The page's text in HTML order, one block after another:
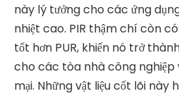
này lý tưởng cho các ứng
nhiệt cao. PIR thậm chí còn
tốt hơn PUR, khiến nó trở
cho các tòa nhà công nghiệp
mại. Những vật liệu cốt lõi này